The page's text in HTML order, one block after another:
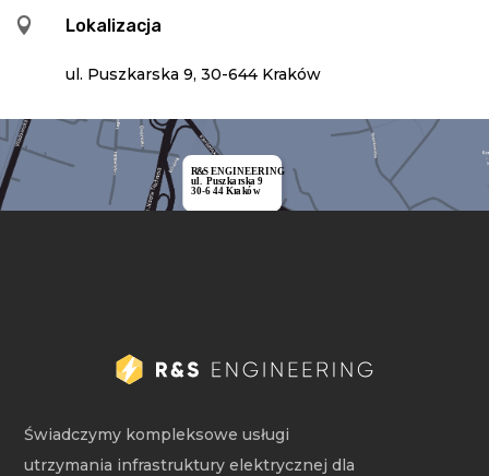
 Lokalizacja
ul. Puszkarska 9, 30-644 Kraków
Świadczymy kompleksowe usługi
utrzymania infrastruktury elektrycznej dla